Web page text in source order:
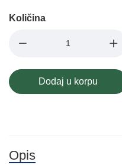
Količina
Dodaj u korpu
Opis